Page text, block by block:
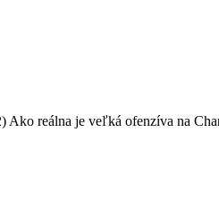
reálna je veľká ofenzíva na